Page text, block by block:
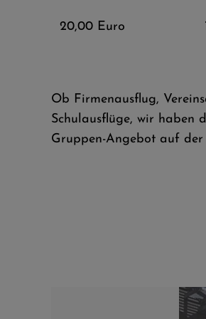
20,00 Euro
Ob Firmenausflug,
Schulausflüge, wir haben
Gruppen-Angebot auf der